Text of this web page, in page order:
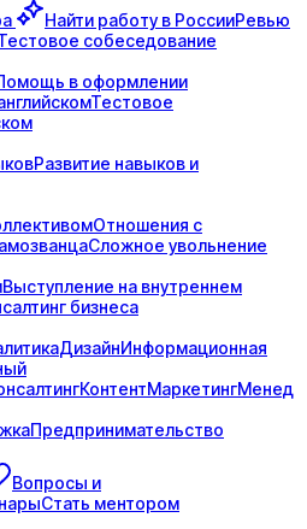
Найти работу в РоссииРевью
собеседование
в оформлении
Тестовое
Развитие навыков и
Отношения с
Сложное увольнение
Выступление на внутреннем
бизнеса
ДизайнИнформационная
КонтентМаркетингМенед
Предпринимательство
Вопросы и
Стать ментором